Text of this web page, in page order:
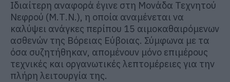
Ιδιαίτερη αναφορά έγινε στη Μονάδα Τεχνητού
Νεφρού (Μ.Τ.Ν.), η οποία αναμένεται να
καλύψει ανάγκες περίπου 15 αιμοκαθαιρόμενων
ασθενών της Βόρειας Εύβοιας. Σύμφωνα με τα
όσα συζητήθηκαν, απομένουν μόνο επιμέρους
τεχνικές και οργανωτικές λεπτομέρειες για την
πλήρη λειτουργία της.